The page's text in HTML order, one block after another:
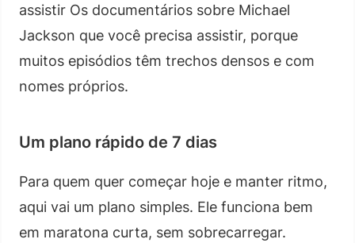
assistir Os documentários sobre Michael
Jackson que você precisa assistir, porque
muitos episódios têm trechos densos e com
nomes próprios.
Um plano rápido de 7 dias
Para quem quer começar hoje e manter ritmo,
aqui vai um plano simples. Ele funciona bem
em maratona curta, sem sobrecarregar.